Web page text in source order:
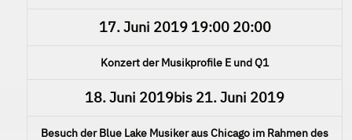
17. Juni 201919:00 20:00
Konzert der Musikprofile E und Q1
18. Juni 2019bis 21. Juni 2019
Besuch der Blue Lake Musiker aus Chicago im Rahmen des